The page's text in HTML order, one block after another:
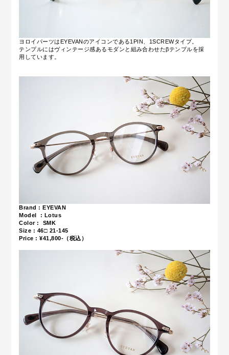
ヨロイパーツはEYEVANのアイコンである1PIN、1SCREWタイプ。
テンプルにはヴィンテージ感あるモダンと組み合わせたβテンプルを採
用しています。
Brand : EYEVAN
Model : Lotus
Color : SMK
Size : 46□ 21-145
Price : ¥41,800-（税込）